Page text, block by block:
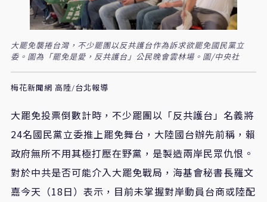
大罷免襲捲台灣，不少罷團以反共護台作為訴求欲罷免國民黨立
委。圖為「罷免是愛，反共護台」公民晚會雲林場。圖/中央社
梅花新聞網 高陸/台北報導
大罷免投票倒數計時，不少罷團以「反共護台」名義將
24名國民黨立委推上罷免舞台，大陸國台辦先前稱，賴
政府無所不用其極打壓在野黨，是製造兩岸民眾仇恨。
對於中共是否可能介入大罷免戰局，海基會秘書長羅文
嘉今天（18日）表示，目前未掌握對岸動員台商或陸配